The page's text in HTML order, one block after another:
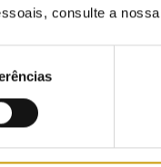
consulte a nossa